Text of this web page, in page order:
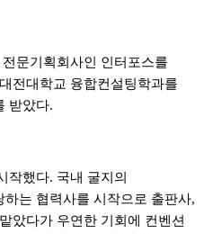
전문기획회사인 인터포스를
전대학교 융합컨설팅학과를
받았다.
작했다. 국내 굴지의
는 협력사를 시작으로 출판사,
았다가 우연한 기회에 컨벤션